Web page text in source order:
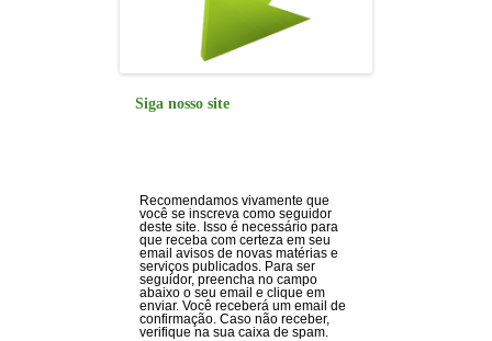
Siga nosso site
Recomendamos vivamente que
você se inscreva como seguidor
deste site. Isso é necessário para
que receba com certeza em seu
email avisos de novas matérias e
serviços publicados. Para ser
seguidor, preencha no campo
abaixo o seu email e clique em
enviar. Você receberá um email de
confirmação. Caso não receber,
verifique na sua caixa de spam.